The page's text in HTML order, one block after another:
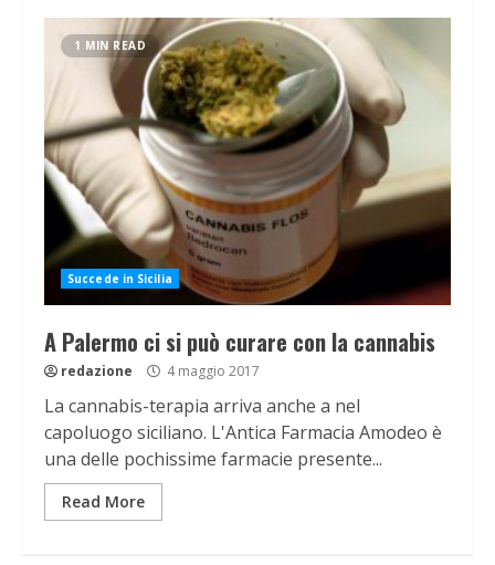
1 MIN READ
Succede in Sicilia
A Palermo ci si può curare con la cannabis
redazione 4 maggio 2017
La cannabis-terapia arriva anche a nel
capoluogo siciliano. L'Antica Farmacia Amodeo è
una delle pochissime farmacie presente...
Read More